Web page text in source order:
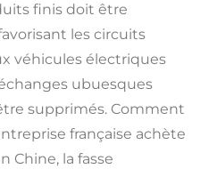
finis doit être
les circuits
véhicules électriques
ubuesques
supprimés. Comment
française achète
Chine, la fasse